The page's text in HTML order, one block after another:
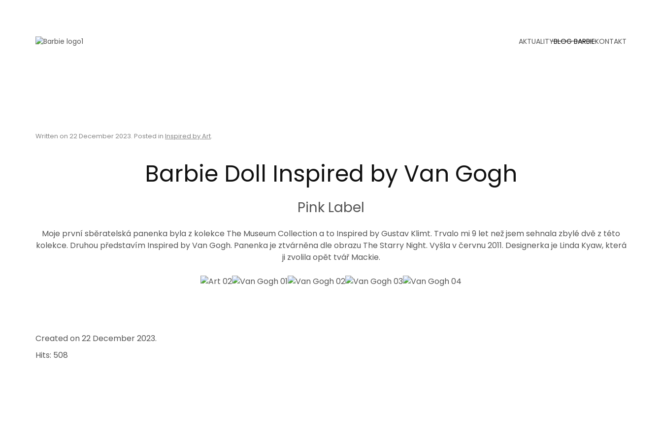
AKTUALITYBLOG BARBIEKONTAKT
Written on 22 December 2023. Posted in Inspired by Art.
Barbie Doll Inspired by Van Gogh
Pink Label
Moje první sběratelská panenka byla z kolekce The Museum Collectiona to Inspired by Gustav Klimt. Trvalo mi 9 let než jsem sehnala zbylé dvě z této
kolekce. Druhou představím Inspired by Van Gogh. Panenka je ztvárněna dle obrazu The Starry Night. Vyšla v červnu 2011. Designerka je Linda Kyaw, která
ji zvolila opět tvář Mackie.
Created on22 December 2023.
Hits: 508